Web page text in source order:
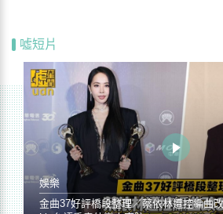
噓短片
娛樂
金曲37好評橋段整理／蔡依林遭控編曲